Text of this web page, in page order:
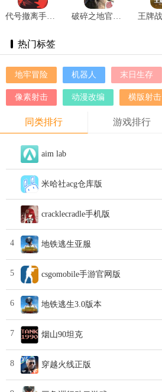
代号撤离手游 v1.1.19.1092
热门标签
地牢冒险 机器人 末日生存
像素射击 动漫改编 横版射击
同类排行 游戏排行
aim lab
米哈社acg仓库版
cracklecradle手机版
4 地铁逃生亚服
5 csgomobile手游官网版
6 地铁逃生3.0版本
7 烟山90坦克
8 穿越火线正版